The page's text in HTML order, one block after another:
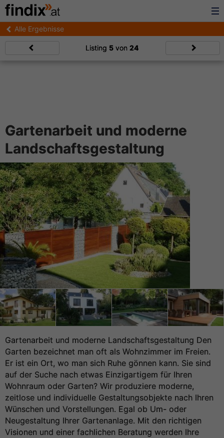
Alle Ergebnisse
Listing 5 von 24
Gartenarbeit und moderne
Landschaftsgestaltung
Gartenarbeit und moderne Landschaftsgestaltung Den
Garten bezeichnet man oft als Wohnzimmer im Freien.
Er ist ein Ort, wo man sich Ruhe gönnen kann. Sie sind
auf der Suche nach etwas Einzigartigem für Ihren
Wohnraum oder Garten? Wir produziere moderne,
zeitlose und individuelle Gestaltungsobjekte nach Ihren
Wünschen und Vorstellungen. Egal ob Um- oder
Neugestaltung Ihrer Gartenanlage. Mit den richtigen
Visionen und einer fachlichen Beratung werden Ihre